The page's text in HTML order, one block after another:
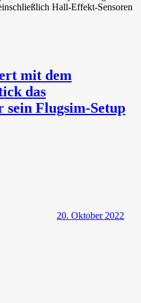
Hall-Effekt-Sensoren
mit dem
das
Flugsim-Setup
20. Oktober 2022